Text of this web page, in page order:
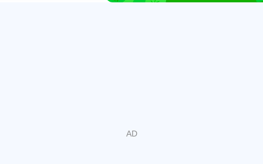
جیسے سیکڑوں مشہور کارٹون سیریز اور "سنو وائٹ" ،